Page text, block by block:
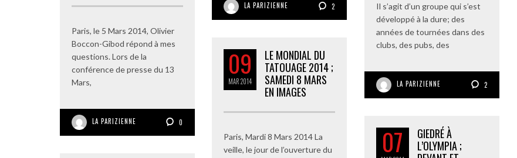
Paris, le 5 Mars 2014, Olivier
Boccon-Gibod répond à mes
questions. Lors de la
conférence de presse du 13
Mars,
LA PARIZIENNE 0
LA PARIZIENNE 2
Il s’agit d’un groupe qui s’est
développé à la dure; des
années de tournées dans des
clubs, des pubs, des
LA PARIZIENNE 2
09
MAR2014
LE MONDIAL DU
TATOUAGE 2014 ;
SAMEDI 8 MARS
EN IMAGES
Paris, Mardi 8 Mars 2014 La
veille, le jour de l’ouverture du
07
GIEDRÉ À
L’OLYMPIA ;